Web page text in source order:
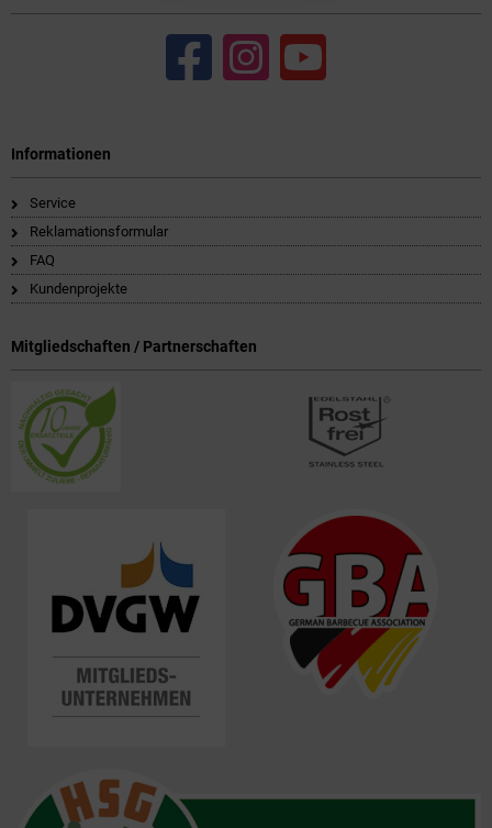
Informationen
Service
Reklamationsformular
FAQ
Kundenprojekte
Mitgliedschaften / Partnerschaften